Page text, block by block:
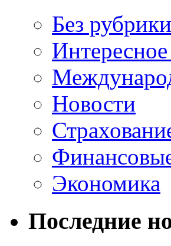
Без рубрики
Новости
Экономика
Последние